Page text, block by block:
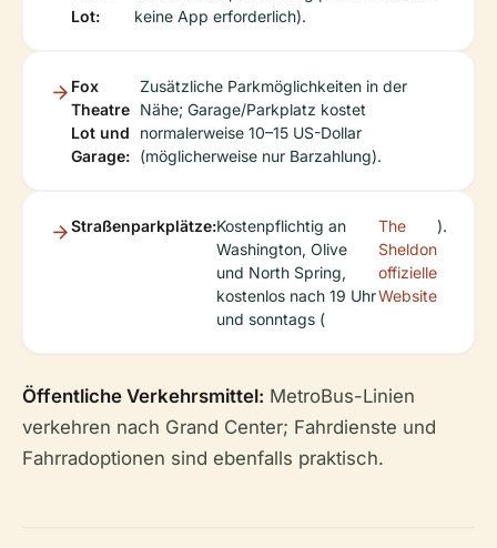
Lot:
keine App erforderlich).
Fox
Theatre
Lot und
Garage:
Zusätzliche Parkmöglichkeiten in der
Nähe; Garage/Parkplatz kostet
normalerweise 10–15 US-Dollar
(möglicherweise nur Barzahlung).
Straßenparkplätze:Kostenpflichtig an
Washington, Olive
und North Spring,
kostenlos nach 19 Uhr
und sonntags (
The
Sheldon
offizielle
Website
).
Öffentliche Verkehrsmittel: MetroBus-Linien
verkehren nach Grand Center; Fahrdienste und
Fahrradoptionen sind ebenfalls praktisch.